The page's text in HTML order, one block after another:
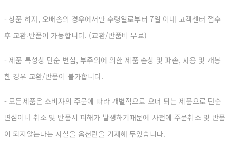
- 상품 하자, 오배송의 경우에서만 수령일로부터 7일 이내 고객센터 접수
후 교환∙반품이 가능합니다. (교환/반품비 무료)
- 제품 특성상 단순 변심, 부주의에 의한 제품 손상 및 파손, 사용 및 개봉
한 경우 교환/반품이 불가합니다.
- 모든제품은 소비자의 주문에 따라 개별적으로 오더 되는 제품으로 단순
변심이나 취소 및 반품시 피해가 발생하기때문에 사전에 주문취소 및 반품
이 되지않는다는 사실을 옵션란을 기재해 두었습니다.